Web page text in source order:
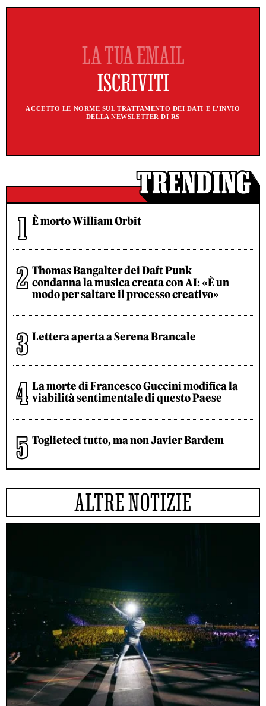
ACCETTO LE NORME SUL TRATTAMENTO DEI DATI E L'INVIO
DELLA NEWSLETTER DI RS
È morto William Orbit
Thomas Bangalter dei Daft Punk
condanna la musica creata con AI: «È un
modo per saltare il processo creativo»
Lettera aperta a Serena Brancale
La morte di Francesco Guccini modifica la
viabilità sentimentale di questo Paese
Toglieteci tutto, ma non Javier Bardem
ALTRE NOTIZIE